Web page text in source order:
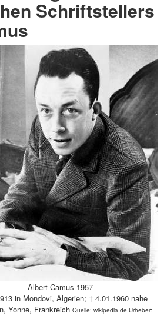
Schriftstellers
Albert Camus 1957
in Mondovi, Algerien; † 4.01.1960 nahe
Yonne, Frankreich Quelle: wikipedia.de Urheber: